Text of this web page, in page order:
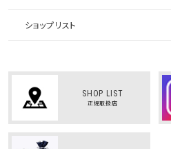
ショップリスト
SHOP LIST
正規取扱店